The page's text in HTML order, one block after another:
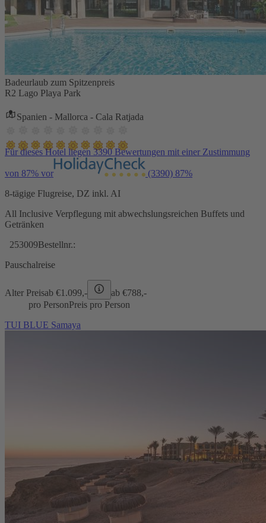
Badeurlaub zum Spitzenpreis
R2 Lago Playa Park
Spanien - Mallorca - Cala Ratjada
Für dieses Hotel liegen 3390 Bewertungen mit einer Zustimmung
von 87% vor (3390) 87%
8-tägige Flugreise, DZ inkl. AI
All Inclusive Verpflegung mit abwechslungsreichen Buffets und
Getränken
253009Bestellnr.:
Pauschalreise
Alter Preisab €1.099,- ab €788,-
pro PersonPreis pro Person
TUI BLUE Samaya